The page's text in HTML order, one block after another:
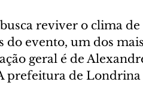
reviver o clima
do evento, um dos
geral é de
prefeitura de